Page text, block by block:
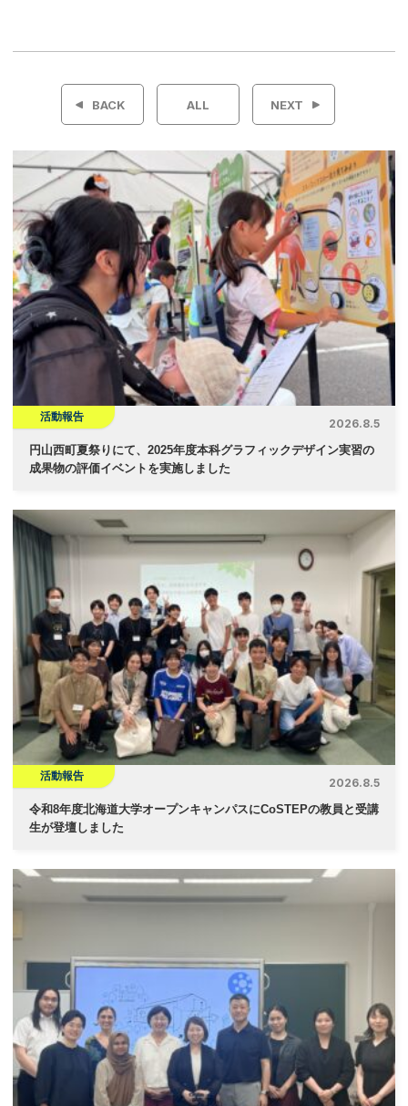
投
ビ
ゲ
ー
シ
ョ
ン
BACK ALL NEXT
活動報告
2026.8.5
円山西町夏祭りにて、2025年度本科グラフィックデザイン実習の
成果物の評価イベントを実施しました
活動報告
2026.8.5
令和8年度北海道大学オープンキャンパスにCoSTEPの教員と受講
生が登壇しました